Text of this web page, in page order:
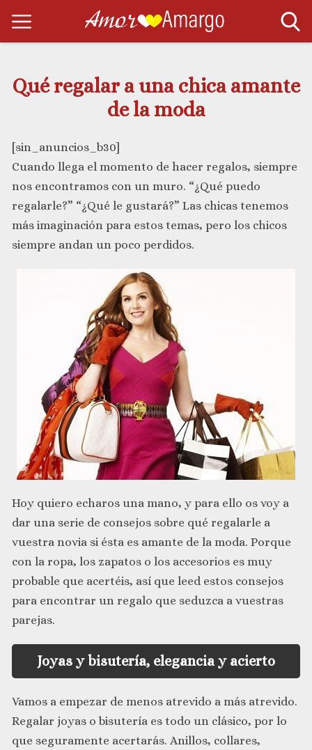
Qué regalar a una chica amante
de la moda
[sin_anuncios_b30]
Cuando llega el momento de hacer regalos, siempre
nos encontramos con un muro. “¿Qué puedo
regalarle?” “¿Qué le gustará?” Las chicas tenemos
más imaginación para estos temas, pero los chicos
siempre andan un poco perdidos.
Hoy quiero echaros una mano, y para ello os voy a
dar una serie de consejos sobre qué regalarle a
vuestra novia si ésta es amante de la moda. Porque
con la ropa, los zapatos o los accesorios es muy
probable que acertéis, así que leed estos consejos
para encontrar un regalo que seduzca a vuestras
parejas.
Joyas y bisutería, elegancia y acierto
Vamos a empezar de menos atrevido a más atrevido.
Regalar joyas o bisutería es todo un clásico, por lo
que seguramente acertarás. Anillos, collares,